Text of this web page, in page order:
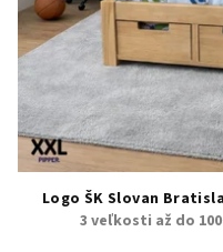
k
t
o
v
Logo ŠK Slovan
3 veľkosti až do